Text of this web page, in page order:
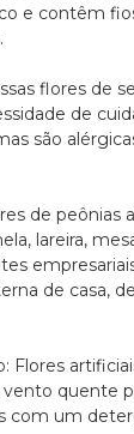
e contêm
flores de
de
são
de peônias
lareira,
de casa,
Flores
quente
com um